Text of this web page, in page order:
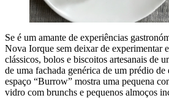
Se é um amante de experiências
Nova Iorque sem deixar de experimentar
clássicos, bolos e biscoitos artesanais de
de uma fachada genérica de um prédio
espaço “Burrow” mostra uma pequena
vidro com brunchs e pequenos almoços